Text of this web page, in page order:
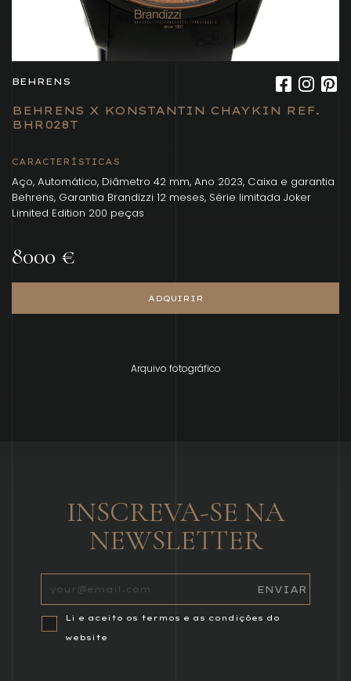
BEHRENS
BEHRENS X KONSTANTIN CHAYKIN REF.
BHR028T
CARACTERÍSTICAS
Aço, Automático, Diâmetro 42 mm, Ano 2023, Caixa e garantia
Behrens, Garantia Brandizzi 12 meses, Série limitada Joker
Limited Edition 200 peças
8000 €
ADQUIRIR
Arquivo fotográfico
INSCREVA-SE NA
NEWSLETTER
Li e aceito os termos e as condições do
website